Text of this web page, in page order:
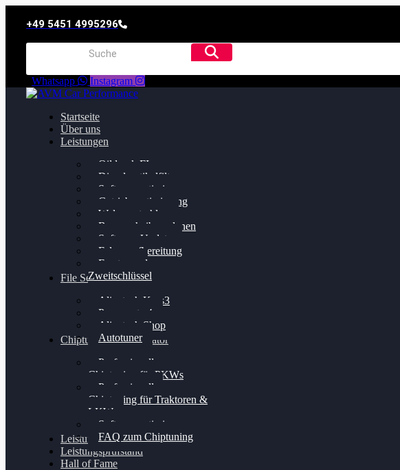
+49 5451 4995296
Whatsapp Instagram
Startseite
Über uns
Leistungen
Oildruck FIx
Dieselpartikelfilter
Softwareoptimierung
Getriebeoptimierung
Walnussstrahlen
Bremsscheiben planen
Software Update
Felgenaufbereitung
Ersatz- und
Zweitschlüssel
File Service
Alientech Kess3
Powergate 4
Alientech Shop
Autotuner
Chiptuning Konfigurator
Professionelles
Chiptuning für PKWs
Professionelles
Chiptuning für Traktoren &
LKW
Softwareoptimierung
FAQ zum Chiptuning
Leistungsmessung
Leistungsprüfstand
Hall of Fame